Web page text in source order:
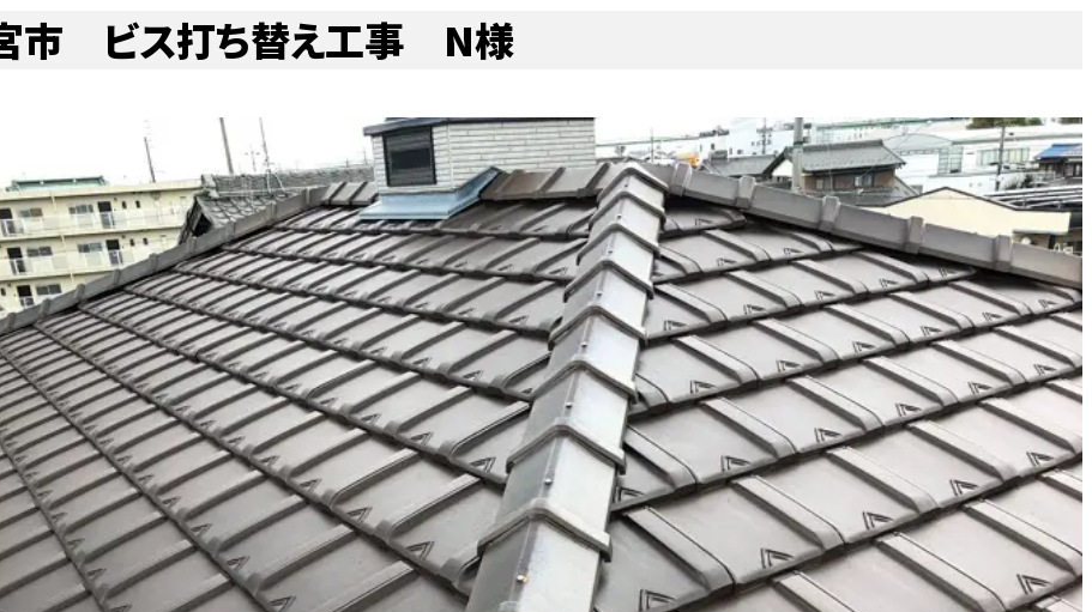
窓・ドアの交換・修理建具・畳・表具・襖のリフォーム・修理
壁紙・クロス・クッションフロアの交換・修理フローリング・床・壁のリフォーム・修理
外壁塗装のリフォーム・修理外壁トタン・サイディングのリフォーム・修理
・雨漏り
ビス打ち・コーキングのリフォーム・修理カバー工法・葺き替えのリフォーム・修理
雨樋・板金のリフォーム・修理屋根塗装のリフォーム・修理屋根防水のリフォーム・修理
瓦屋根のリフォーム・修理漆喰のリフォーム・修理
棟組み直しのリフォーム・修理
瓦締め直しのリフォーム・修理谷板金のリフォーム・修理 その他屋根のリフォーム・修理
ォーム
雨戸 お風呂・ユニットバス 波板 トイレ
シャワールーム 洗面化粧台 外壁サイディングリフォーム ガス給湯器
ガスコンロ・レンジフード 軒天 ガレージ 換気扇
キッチン その他 レンジフード
市 ビス打ち替え工事 N様